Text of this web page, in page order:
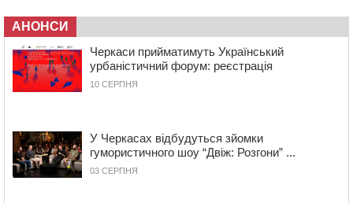
10:40 У Вільшанській громаді попрощалися із
захисником, який помер від тяжких поранень
09:59 Всі опинилися в кюветі: у Будищі зіткнулися два
автомобілі та мотоцикл
09:20 На Черкащині боржникам за електроенергію
08:22 Черкащина серед лідерів за кількістю штрафів для
підприємств через неподання даних про транспорт до
ТЦК
07:35 Черкаси прийматимуть Український урбаністичний
АНОНСИ
Черкаси прийматимуть Український
урбаністичний форум: реєстрація
10 СЕРПНЯ
У Черкасах відбудуться зйомки
гумористичного шоу “Двіж: Розгони” ...
03 СЕРПНЯ